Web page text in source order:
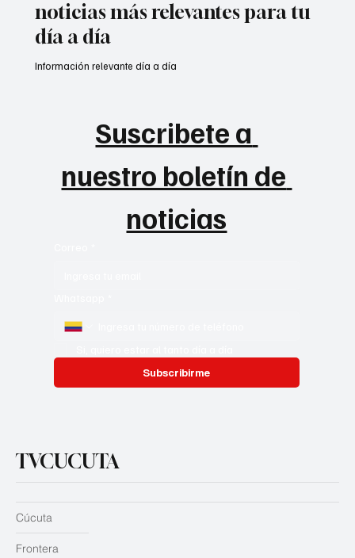
noticias más relevantes para tu
día a día
Suscribete a
nuestro boletín de
noticias
Subscribirme
Información relevante día a día
TVCUCUTA
Cúcuta
Frontera